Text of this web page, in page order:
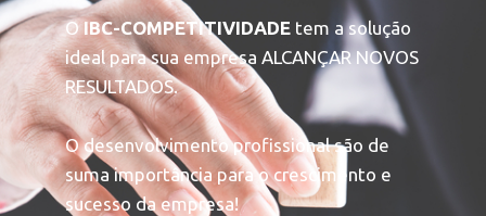
O IBC-COMPETITIVIDADE tem a solução
ideal para sua empresa ALCANÇAR NOVOS
RESULTADOS.
O desenvolvimento profissional são de
suma importância para o crescimento e
sucesso da empresa!